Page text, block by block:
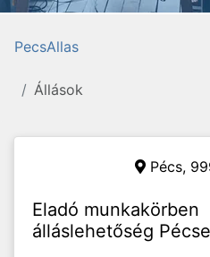
PecsAllas
Állások
Pécs,
Eladó munkakörben
álláslehetőség